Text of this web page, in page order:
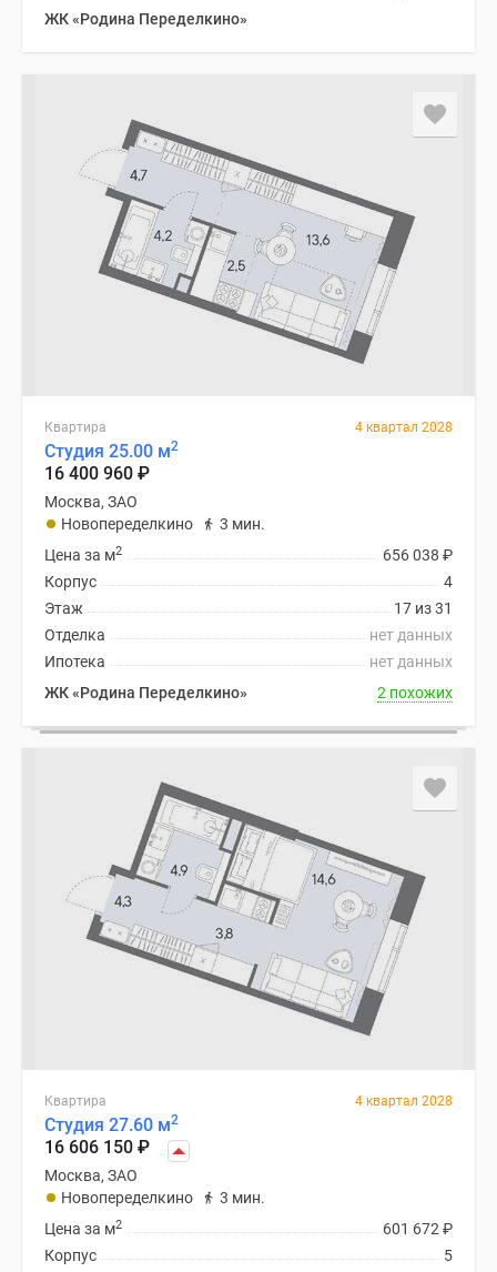
ЖК «Родина Переделкино»
Квартира 4 квартал 2028
Студия 25.00 м2
16 400 960 ₽
Москва, ЗАО
Новопеределкино
3 мин.
656 038 ₽
Цена за м2
4
Корпус
17 из 31
Этаж
нет данных
Отделка
нет данных
Ипотека
ЖК «Родина Переделкино»
2 похожих
Квартира 4 квартал 2028
Студия 27.60 м2
16 606 150 ₽
Москва, ЗАО
Новопеределкино
3 мин.
601 672 ₽
Цена за м2
5
Корпус